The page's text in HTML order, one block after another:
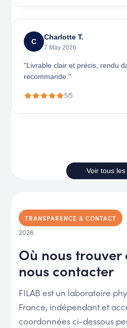
C
Charlotte T.
7 May 2026
"Livrable clair et précis, rendu
recommande."
5/5
Voir tous les
TRANSPARENCE & CONTACT
2026
Où nous
nous contacter
FILAB est un laboratoire
France, indépendant et
coordonnées ci-dessous